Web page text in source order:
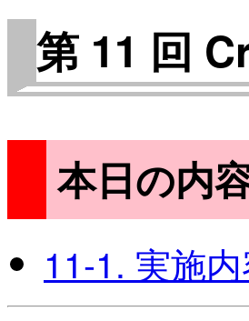
第 11 回
本日の内
11-1. 実施